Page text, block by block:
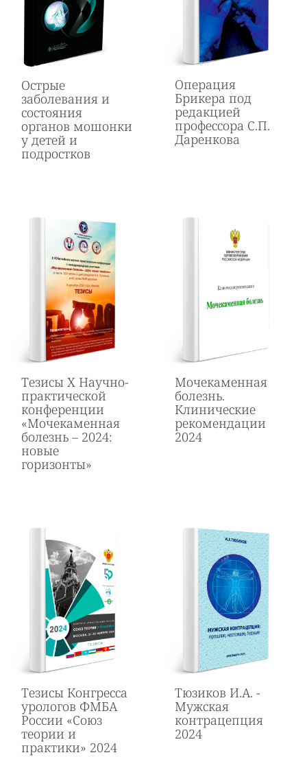
Острые
заболевания и
состояния
органов мошонки
у детей и
подростков
Операция
Брикера под
редакцией
профессора С.П.
Даренкова
Тезисы Х Научно-
практической
конференции
«Мочекаменная
болезнь – 2024:
новые
горизонты»
Мочекаменная
болезнь.
Клинические
рекомендации
2024
Тезисы Конгресса
урологов ФМБА
России «Союз
теории и
практики» 2024
Тюзиков И.А. -
Мужская
контрацепция
2024